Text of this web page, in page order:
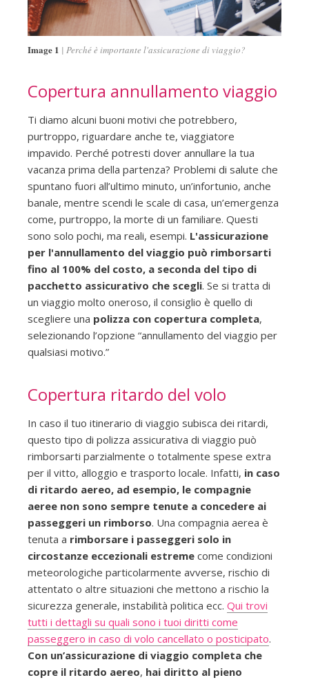
Image 1 Perché è importante l'assicurazione di viaggio?
Copertura annullamento viaggio
Ti diamo alcuni buoni motivi che potrebbero,
purtroppo, riguardare anche te, viaggiatore
impavido. Perché potresti dover annullare la tua
vacanza prima della partenza? Problemi di salute che
spuntano fuori all’ultimo minuto, un’infortunio, anche
banale, mentre scendi le scale di casa, un’emergenza
come, purtroppo, la morte di un familiare. Questi
sono solo pochi, ma reali, esempi. L'assicurazione
per l'annullamento del viaggio può rimborsarti
fino al 100% del costo, a seconda del tipo di
pacchetto assicurativo che scegli. Se si tratta di
un viaggio molto oneroso, il consiglio è quello di
scegliere una polizza con copertura completa,
selezionando l’opzione “annullamento del viaggio per
qualsiasi motivo.”
Copertura ritardo del volo
In caso il tuo itinerario di viaggio subisca dei ritardi,
questo tipo di polizza assicurativa di viaggio può
rimborsarti parzialmente o totalmente spese extra
per il vitto, alloggio e trasporto locale. Infatti, in caso
di ritardo aereo, ad esempio, le compagnie
aeree non sono sempre tenute a concedere ai
passeggeri un rimborso. Una compagnia aerea è
tenuta a rimborsare i passeggeri solo in
circostanze eccezionali estremecome condizioni
meteorologiche particolarmente avverse, rischio di
attentato o altre situazioni che mettono a rischio la
sicurezza generale, instabilità politica ecc. Qui trovi
tutti i dettagli su quali sono i tuoi diritti come
passeggero in caso di volo cancellato o posticipato.
Con un’assicurazione di viaggio completa che
copre il ritardo aereo, hai diritto al pieno